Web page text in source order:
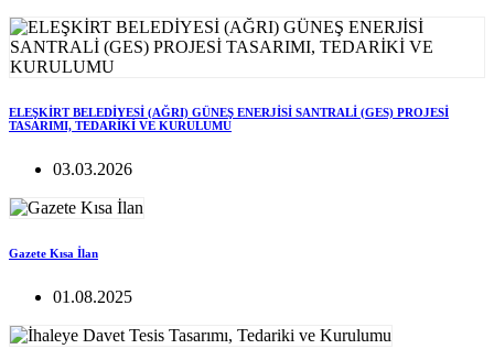
ELEŞKİRT BELEDİYESİ (AĞRI) GÜNEŞ ENERJİSİ SANTRALİ (GES) PROJESİ
TASARIMI, TEDARİKİ VE KURULUMU
03.03.2026
Gazete Kısa İlan
01.08.2025